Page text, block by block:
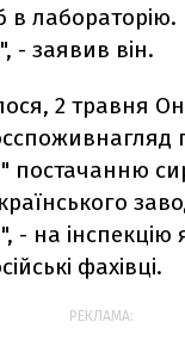
в
- заявив він.
2 травня
постачанню
- на інспекцію
фахівці.
РЕКЛАМА: